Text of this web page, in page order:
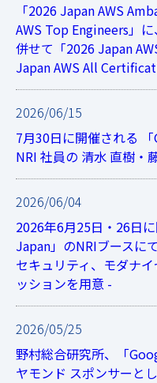
「2026 Japan AWS
AWS Top Engineers」
併せて「2026 Japan
Japan AWS All
2026/06/15
7月30日に開催される
NRI 社員の 清水 直樹・
2026/06/04
2026年6月25日・26日
Japan」のNRIブースに
セキュリティ、モダナ
ッションを用意 -
2026/05/25
野村総合研究所、「
ヤモンド スポンサーと